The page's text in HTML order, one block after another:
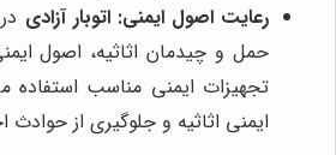
رعایت اصول ایمنی: اتوبار آزادی
حمل و چیدمان اثاثیه، اصول
تجهیزات ایمنی مناسب استفاده
ایمنی اثاثیه و جلوگیری از